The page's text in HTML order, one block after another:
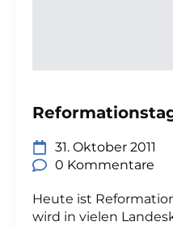
31. Oktober 2011
0 Kommentare
Heute ist
wird in vielen